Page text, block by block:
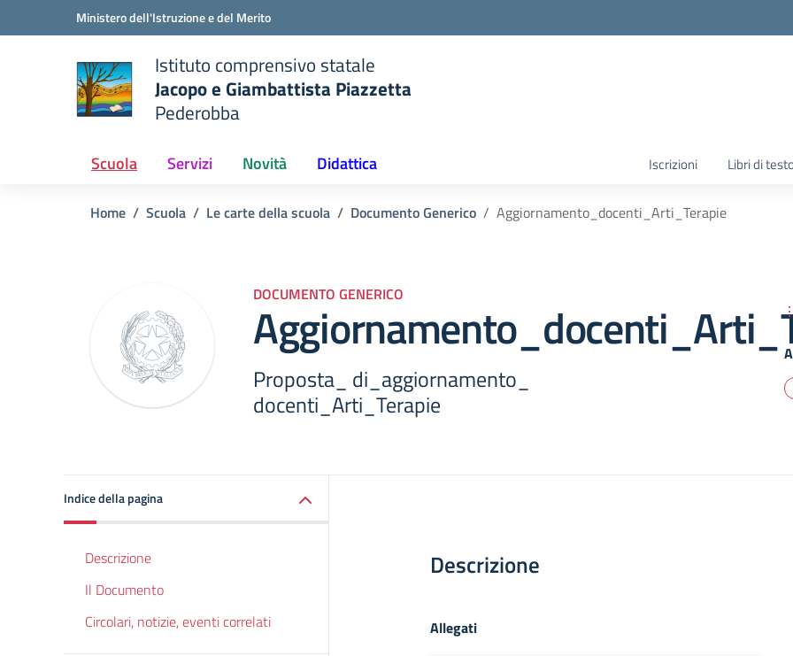
Vai ai contenuti
Vai al menu di navigazioneMinistero dell'Istruzione e del Merito
scuola
Istituto comprensivo statale
Jacopo e Giambattista Piazzetta
Pederobba
Scuola Servizi Novità Didattica Iscrizioni Libri di
Home Scuola Le carte della scuola Documento Generico Aggiornamento_docenti_Arti_Terapie
DOCUMENTO GENERICO
Proposta_ di_aggiornamento_
docenti_Arti_Terapie
Indice della pagina
Descrizione
Il Documento
Circolari, notizie, eventi correlati
Descrizione
Allegati